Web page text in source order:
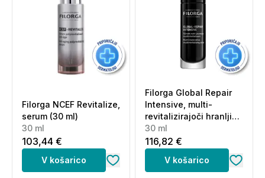
Filorga NCEF Revitalize,
serum (30 ml)
30 ml
103,44 €
V košarico
Filorga Global Repair
Intensive, multi-
revitalizirajoči hranljivi
serum (30 ml)
30 ml
116,82 €
V košarico